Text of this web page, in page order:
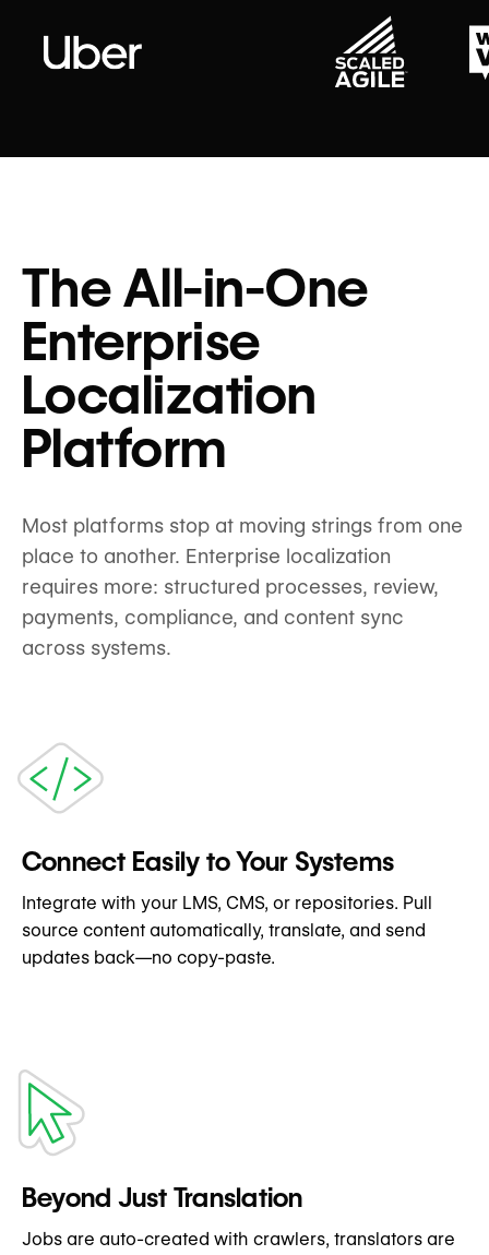
The All-in-One
Enterprise
Localization
Platform
Most platforms stop at moving strings from one
place to another. Enterprise localization
requires more: structured processes, review,
payments, compliance, and content sync
across systems.
Connect Easily to Your Systems
Integrate with your LMS, CMS, or repositories. Pull
source content automatically, translate, and send
updates back—no copy-paste.
Beyond Just Translation
Jobs are auto-created with crawlers, translators are